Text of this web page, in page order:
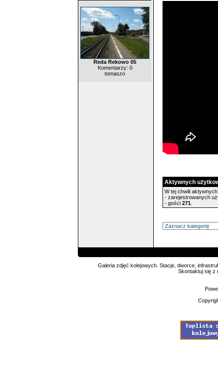
Reda Rekowo 05
Komentarzy: 0
tomaszo
Aktywnych
W tej chwili
- zarejestrowanych
- gości 271
Galeria zdjęć kolejowych. Stacje, dworce,
Skontaktuj się z